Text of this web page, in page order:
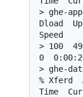
> ghe-
Dload
Speed
> 100
0
> ghe-
% Xferd
Time